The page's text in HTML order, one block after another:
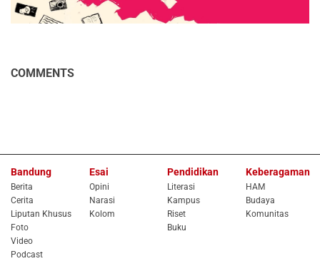
COMMENTS
Bandung
Berita
Cerita
Liputan Khusus
Foto
Video
Podcast
Esai
Opini
Narasi
Kolom
Pendidikan
Literasi
Kampus
Riset
Buku
Keberagaman
HAM
Budaya
Komunitas